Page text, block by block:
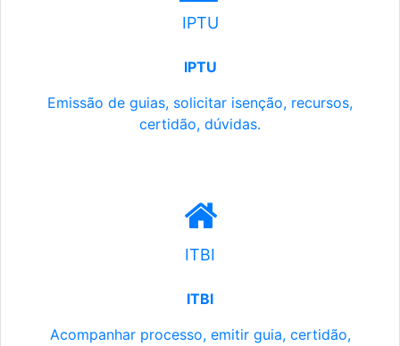
IPTU
IPTU
Emissão de guias, solicitar isenção, recursos,
certidão, dúvidas.
ITBI
ITBI
Acompanhar processo, emitir guia, certidão,